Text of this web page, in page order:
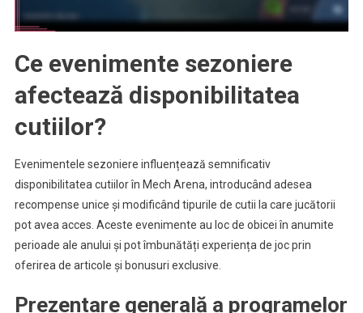
Ce evenimente sezoniere
afectează disponibilitatea
cutiilor?
Evenimentele sezoniere influențează semnificativ
disponibilitatea cutiilor în Mech Arena, introducând adesea
recompense unice și modificând tipurile de cutii la care jucătorii
pot avea acces. Aceste evenimente au loc de obicei în anumite
perioade ale anului și pot îmbunătăți experiența de joc prin
oferirea de articole și bonusuri exclusive.
Prezentare generală a programelor